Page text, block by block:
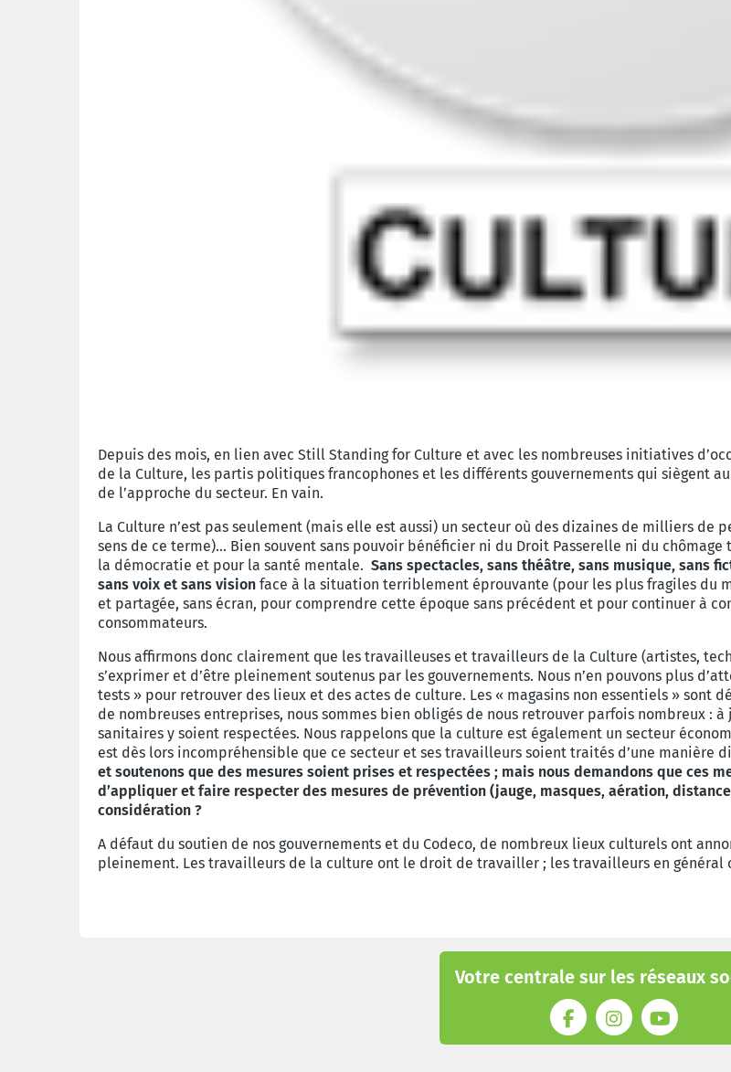
Depuis des mois, en lien avec Still Standing for Culture et avec les nombreuses initiatives
de la Culture, les partis politiques francophones et les différents gouvernements qui siègent
de l’approche du secteur. En vain.
La Culture n’est pas seulement (mais elle est aussi) un secteur où des dizaines de milliers
sens de ce terme)… Bien souvent sans pouvoir bénéficier ni du Droit Passerelle ni du
la démocratie et pour la santé mentale. Sans spectacles, sans théâtre, sans musique, sans
sans voix et sans vision face à la situation terriblement éprouvante (pour les plus fragiles du
et partagée, sans écran, pour comprendre cette époque sans précédent et pour continuer à
consommateurs.
Nous affirmons donc clairement que les travailleuses et travailleurs de la Culture (artistes,
s’exprimer et d’être pleinement soutenus par les gouvernements. Nous n’en pouvons plus
tests » pour retrouver des lieux et des actes de culture. Les « magasins non essentiels » sont
de nombreuses entreprises, nous sommes bien obligés de nous retrouver parfois nombreux :
sanitaires y soient respectées. Nous rappelons que la culture est également un secteur
est dès lors incompréhensible que ce secteur et ses travailleurs soient traités d’une manière
et soutenons que des mesures soient prises et respectées ; mais nous demandons que ces
d’appliquer et faire respecter des mesures de prévention (jauge, masques, aération,
considération ?
A défaut du soutien de nos gouvernements et du Codeco, de nombreux lieux culturels ont
pleinement. Les travailleurs de la culture ont le droit de travailler ; les travailleurs en général
Votre centrale sur les réseaux